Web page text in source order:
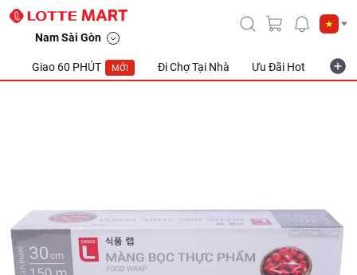
Nam Sài Gòn
Giao 60 PHÚT MỚI Đi Chợ Tại Nhà Ưu Đãi Hot